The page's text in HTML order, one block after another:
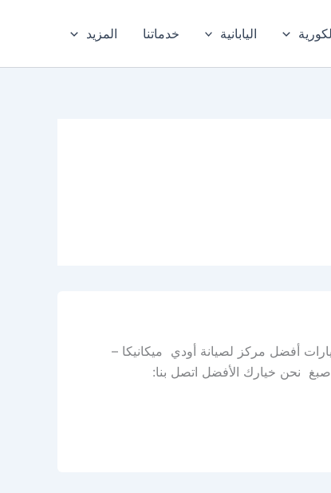
اليابانية خدماتنا المزيد
أفضل مركز لصيانة أودي ميكانيكا –
نحن خيارك الأفضل اتصل بنا: